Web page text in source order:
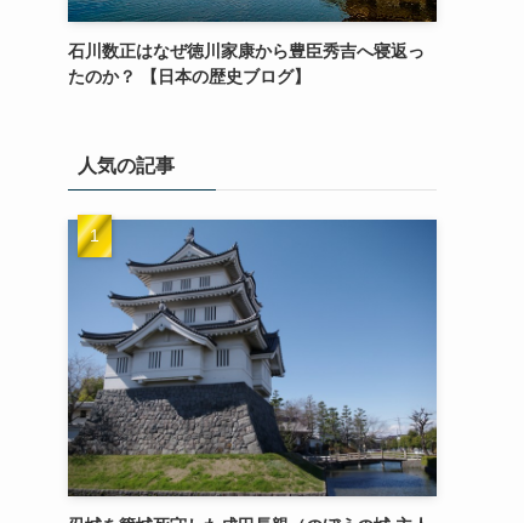
石川数正はなぜ徳川家康から豊臣秀吉へ寝返っ
たのか？ 【日本の歴史ブログ】
人気の記事